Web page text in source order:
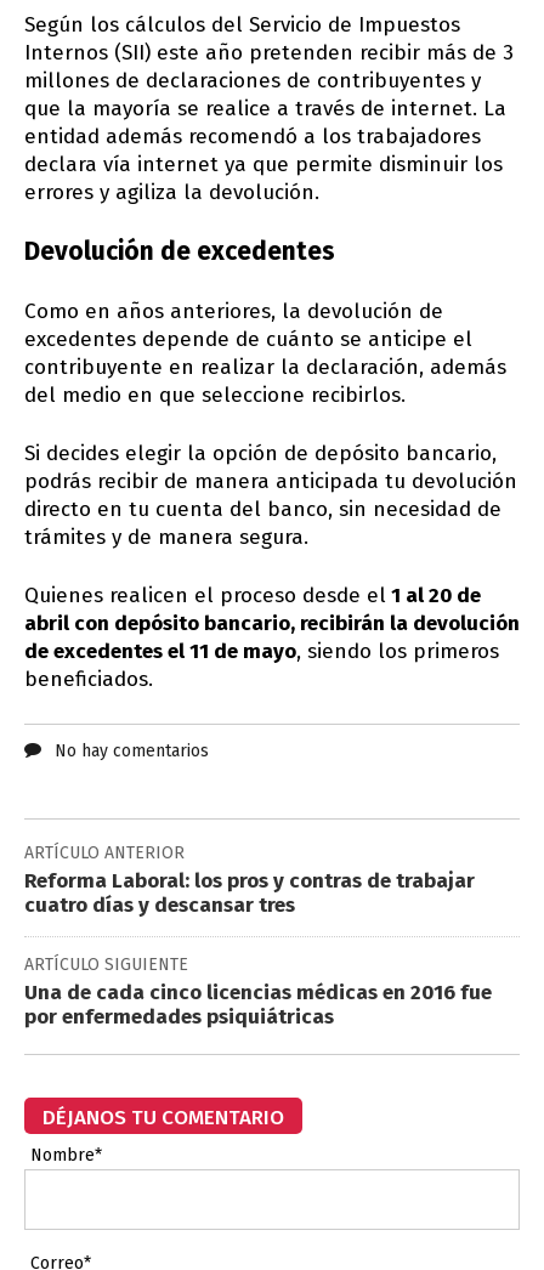
Según los cálculos del Servicio de Impuestos
Internos (SII) este año pretenden recibir más de 3
millones de declaraciones de contribuyentes y
que la mayoría se realice a través de internet. La
entidad además recomendó a los trabajadores
declara vía internet ya que permite disminuir los
errores y agiliza la devolución.
Devolución de excedentes
Como en años anteriores, la devolución de
excedentes depende de cuánto se anticipe el
contribuyente en realizar la declaración, además
del medio en que seleccione recibirlos.
Si decides elegir la opción de depósito bancario,
podrás recibir de manera anticipada tu devolución
directo en tu cuenta del banco, sin necesidad de
trámites y de manera segura.
Quienes realicen el proceso desde el 1 al 20 de
abril con depósito bancario, recibirán la devolución
de excedentes el 11 de mayo, siendo los primeros
beneficiados.
No hay comentarios
ARTÍCULO ANTERIOR
Reforma Laboral: los pros y contras de trabajar
cuatro días y descansar tres
ARTÍCULO SIGUIENTE
Una de cada cinco licencias médicas en 2016 fue
por enfermedades psiquiátricas
DÉJANOS TU COMENTARIO
Nombre*
Correo*